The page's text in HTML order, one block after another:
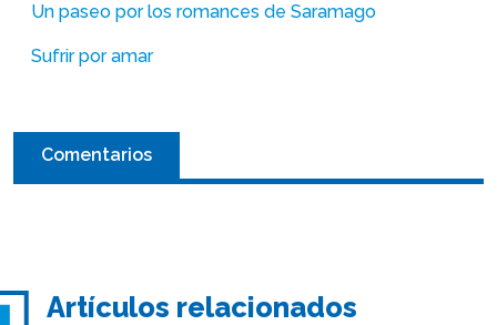
Un paseo por los romances de Saramago
Sufrir por amar
Comentarios
Artículos relacionados